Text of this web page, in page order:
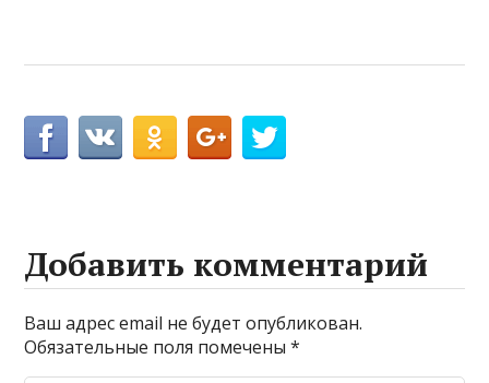
Добавить комментарий
Ваш адрес email не будет опубликован.
Обязательные поля помечены*